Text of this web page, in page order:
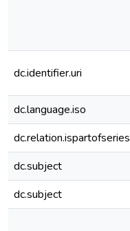
dc.identifier.uri
dc.language.iso
dc.relation.ispartofseries
dc.subject
dc.subject